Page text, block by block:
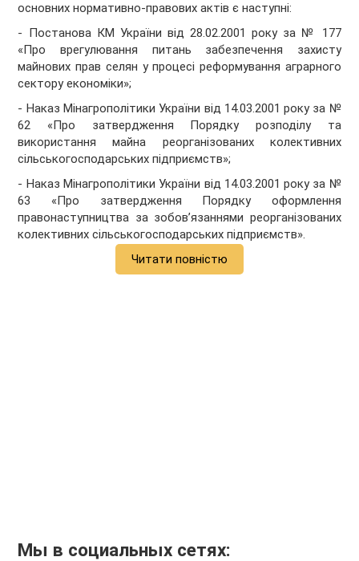
основних нормативно-правових актів є наступні:
- Постанова КМ України від 28.02.2001 року за № 177
«Про врегулювання питань забезпечення захисту
майнових прав селян у процесі реформування аграрного
сектору економіки»;
- Наказ Мінагрополітики України від 14.03.2001 року за №
62 «Про затвердження Порядку розподілу та
використання майна реорганізованих колективних
сільськогосподарських підприємств»;
- Наказ Мінагрополітики України від 14.03.2001 року за №
63 «Про затвердження Порядку оформлення
правонаступництва за зобов’язаннями реорганізованих
колективних сільськогосподарських підприємств».
Читати повністю
Мы в социальных сетях: